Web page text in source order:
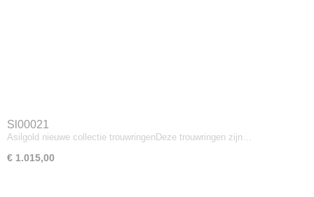
Sl00021
Asilgold nieuwe collectie trouwringenDeze trouwringen zijn…
€ 1.015,00